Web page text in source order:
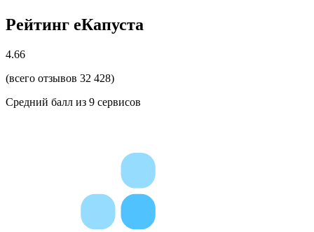
Рейтинг еКапуста
4.66
(всего отзывов 32 428)
Средний балл из 9 сервисов